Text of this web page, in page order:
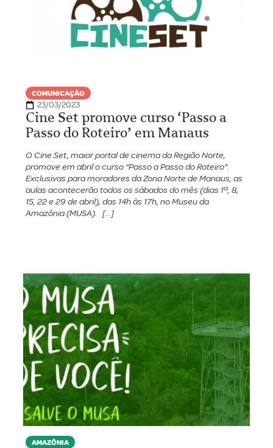
COMUNICAÇÃO
23/03/2023
Cine Set promove curso ‘Passo a
Passo do Roteiro’ em Manaus
O Cine Set, maior portal de cinema da Região Norte,
promove em abril o curso “Passo a Passo do Roteiro”.
Exclusivas para moradores da Zona Norte de Manaus, as
aulas acontecerão todos os sábados do mês (dias 1ª, 8,
15, 22 e 29 de abril), das 14h às 17h, no Museu da
Amazônia (MUSA). […]
AMAZÔNIA